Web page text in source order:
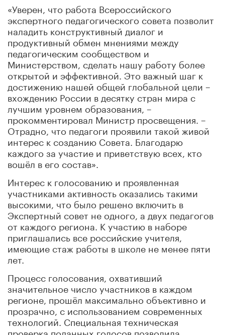
«Уверен, что работа Всероссийского
экспертного педагогического совета позволит
наладить конструктивный диалог и
продуктивный обмен мнениями между
педагогическим сообществом и
Министерством, сделать нашу работу более
открытой и эффективной. Это важный шаг к
достижению нашей общей глобальной цели –
вхождению России в десятку стран мира с
лучшим уровнем образования, –
прокомментировал Министр просвещения. –
Отрадно, что педагоги проявили такой живой
интерес к созданию Совета. Благодарю
каждого за участие и приветствую всех, кто
вошёл в его состав».
Интерес к голосованию и проявленная
участниками активность оказались такими
высокими, что было решено включить в
Экспертный совет не одного, а двух педагогов
от каждого региона. К участию в наборе
приглашались все российские учителя,
имеющие стаж работы в школе не менее пяти
лет.
Процесс голосования, охвативший
значительное число участников в каждом
регионе, прошёл максимально объективно и
прозрачно, с использованием современных
технологий. Специальная техническая
проверка поданных голосов позволила